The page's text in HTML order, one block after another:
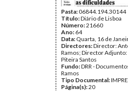
Pasta:06844.194.30144
Título:Diário de Lisboa
Número:21660
Ano: 64
Data: Quarta, 16 de
Directores:Director:
Ramos; Director
Piteira Santos
Fundo:DRR -
Ramos
Tipo Documental:
Página(s):20